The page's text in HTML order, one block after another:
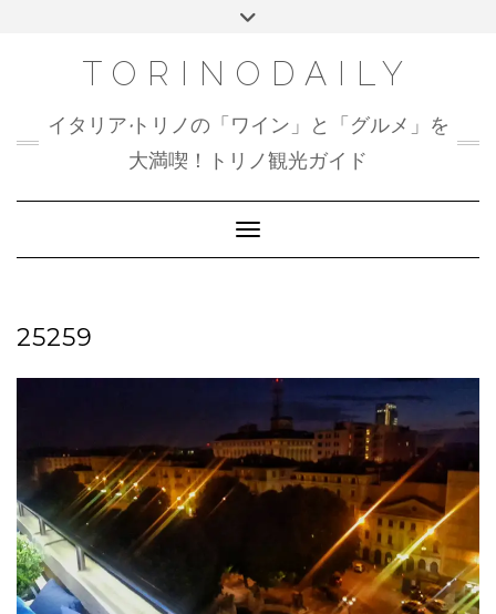
Toggle
TORINODAILY
イタリア•トリノの「ワイン」と「グルメ」を
大満喫！トリノ観光ガイド
Toggle Navigation
25259